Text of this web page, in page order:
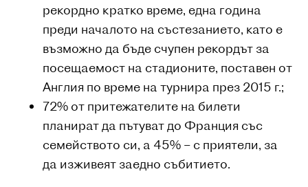
рекордно кратко време, една година
преди началото на състезанието, като е
възможно да бъде счупен рекордът за
посещаемост на стадионите, поставен от
Англия по време на турнира през 2015 г.;
72% от притежателите на билети
планират да пътуват до Франция със
семейството си, а 45% – с приятели, за
да изживеят заедно събитието.